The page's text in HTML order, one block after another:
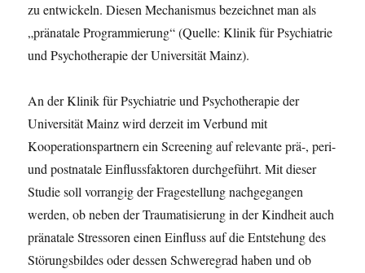
zu entwickeln. Diesen Mechanismus bezeichnet man als
„pränatale Programmierung“ (Quelle: Klinik für Psychiatrie
und Psychotherapie der Universität Mainz).
An der Klinik für Psychiatrie und Psychotherapie der
Universität Mainz wird derzeit im Verbund mit
Kooperationspartnern ein Screening auf relevante prä-, peri-
und postnatale Einflussfaktoren durchgeführt. Mit dieser
Studie soll vorrangig der Fragestellung nachgegangen
werden, ob neben der Traumatisierung in der Kindheit auch
pränatale Stressoren einen Einfluss auf die Entstehung des
Störungsbildes oder dessen Schweregrad haben und ob